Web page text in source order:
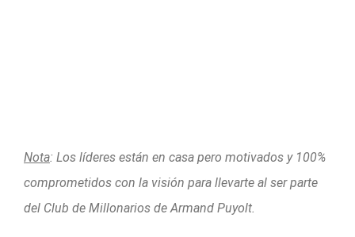
Nota: Los líderes están en casa pero motivados y 100%
comprometidos con la visión para llevarte al ser parte
del Club de Millonarios de Armand Puyolt.